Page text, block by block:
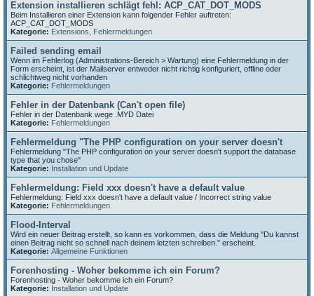
Extension installieren schlägt fehl: ACP_CAT_DOT_MODS
Beim Installieren einer Extension kann folgender Fehler auftreten:
ACP_CAT_DOT_MODS
Kategorie: Extensions Fehlermeldungen
Failed sending email
Wenn im Fehlerlog (Administrations-Bereich > Wartung) eine Fehlermeldung in der
Form erscheint, ist der Mailserver entweder nicht richtig konfiguriert, offline oder
schlichtweg nicht vorhanden
Kategorie: Fehlermeldungen
Fehler in der Datenbank (Can't open file)
Fehler in der Datenbank wege .MYD Datei
Kategorie: Fehlermeldungen
Fehlermeldung "The PHP configuration on your server doesn't
Fehlermeldung "The PHP configuration on your server doesn't support the database
type that you chose"
Kategorie: Installation und Update
Fehlermeldung: Field xxx doesn't have a default value
Fehlermeldung: Field xxx doesn't have a default value / Incorrect string value
Kategorie: Fehlermeldungen
Flood-Interval
Wird ein neuer Beitrag erstellt, so kann es vorkommen, dass die Meldung "Du kannst
einen Beitrag nicht so schnell nach deinem letzten schreiben." erscheint.
Kategorie: Allgemeine Funktionen
Forenhosting - Woher bekomme ich ein Forum?
Forenhosting - Woher bekomme ich ein Forum?
Kategorie: Installation und Update